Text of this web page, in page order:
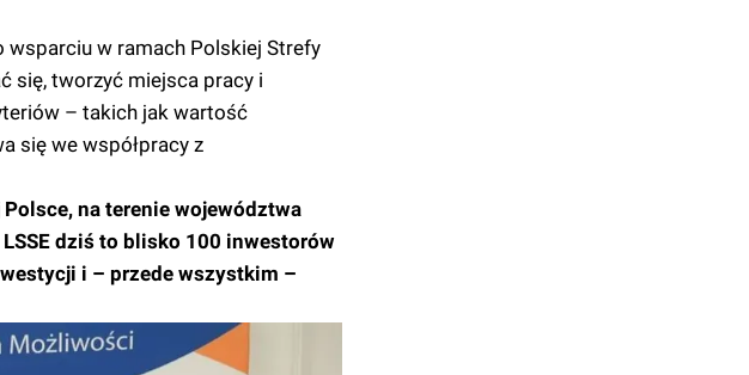
wsparciu w ramach Polskiej Strefy
się, tworzyć miejsca pracy i
– takich jak wartość
się we współpracy z
na terenie województwa
dziś to blisko 100 inwestorów
i – przede wszystkim –